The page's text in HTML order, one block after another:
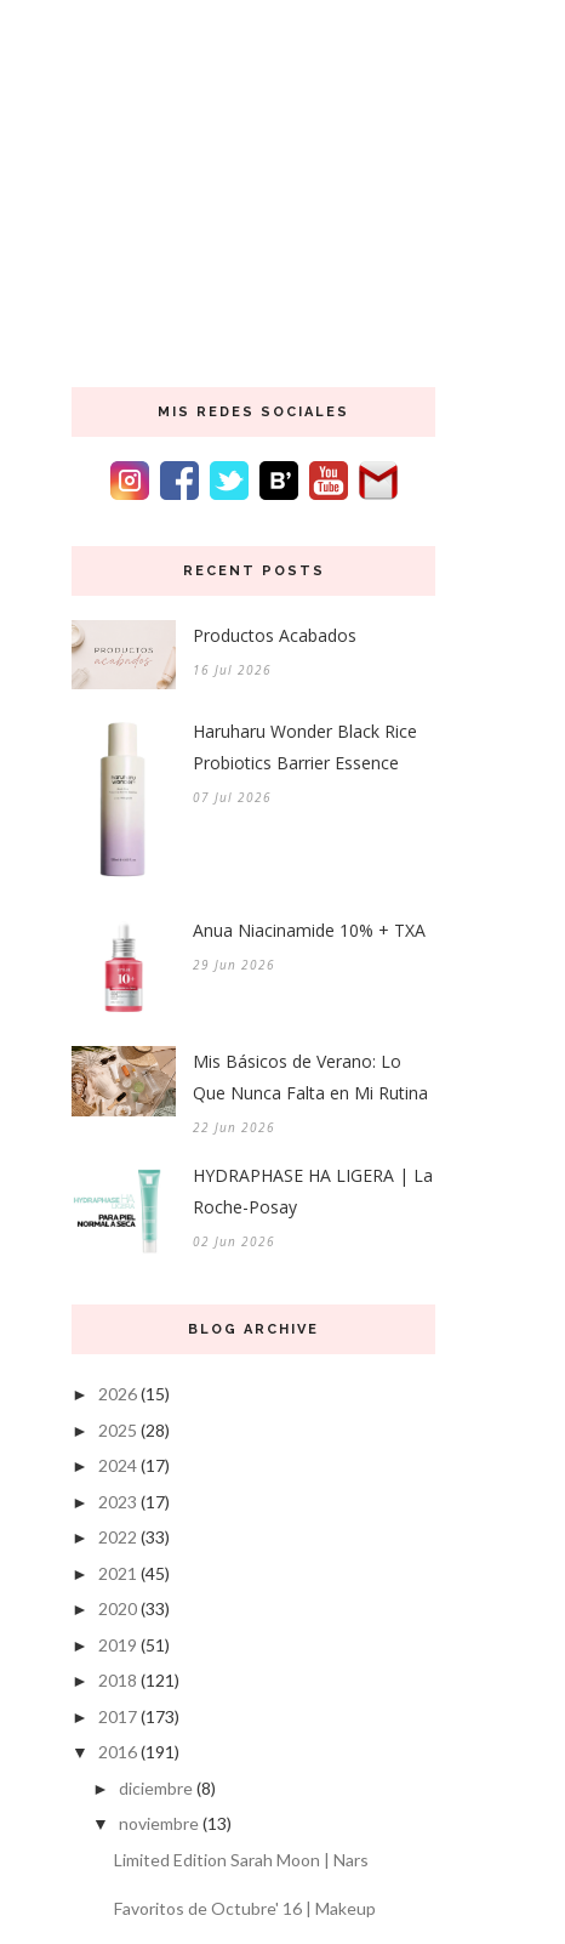
MIS REDES SOCIALES
RECENT POSTS
Productos Acabados
16 Jul 2026
Haruharu Wonder Black Rice
Probiotics Barrier Essence
07 Jul 2026
Anua Niacinamide 10% + TXA
29 Jun 2026
Mis Básicos de Verano: Lo
Que Nunca Falta en Mi Rutina
22 Jun 2026
HYDRAPHASE HA LIGERA | La
Roche-Posay
02 Jun 2026
BLOG ARCHIVE
► 2026(15)
► 2025 (28)
► 2024(17)
► 2023 (17)
► 2022 (33)
► 2021 (45)
► 2020(33)
► 2019 (51)
► 2018 (121)
► 2017(173)
▼ 2016(191)
► diciembre(8)
▼ noviembre(13)
Limited Edition Sarah Moon | Nars
Favoritos de Octubre' 16 | Makeup